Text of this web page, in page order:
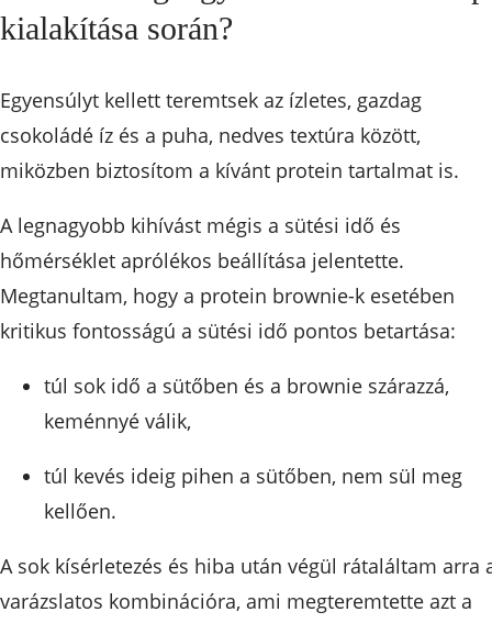
kialakítása során?
Egyensúlyt kellett teremtsek az ízletes, gazdag
csokoládé íz és a puha, nedves textúra között,
miközben biztosítom a kívánt protein tartalmat is.
A legnagyobb kihívást mégis a sütési idő és
hőmérséklet aprólékos beállítása jelentette.
Megtanultam, hogy a protein brownie-k esetében
kritikus fontosságú a sütési idő pontos betartása:
túl sok idő a sütőben és a brownie szárazzá,
keménnyé válik,
túl kevés ideig pihen a sütőben, nem sül meg
kellően.
A sok kísérletezés és hiba után végül rátaláltam arra
varázslatos kombinációra, ami megteremtette azt a